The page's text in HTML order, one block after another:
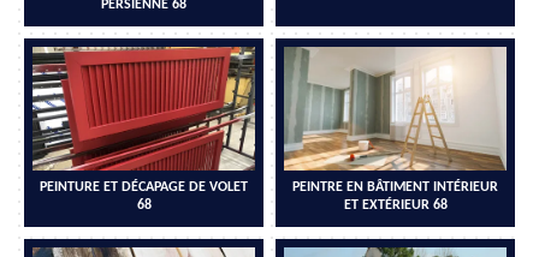
PERSIENNE 68
PEINTURE ET DÉCAPAGE DE VOLET
68
PEINTRE EN BÂTIMENT INTÉRIEUR
ET EXTÉRIEUR 68